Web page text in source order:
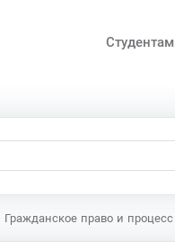
Студентам
Гражданское право и процесс